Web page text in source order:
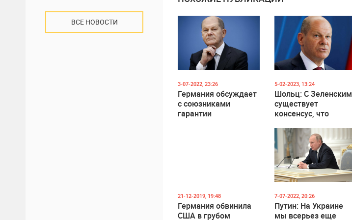
ВСЕ НОВОСТИ
3-07-2022, 23:26
Германия обсуждает
с союзниками
гарантии
5-02-2023, 13:24
Шольц: С Зеленским
существует
консенсус, что
применят по
территории РФ
21-12-2019, 19:48
Германия обвинила
США в грубом
7-07-2022, 20:26
Путин: На Украине
мы всерьез еще